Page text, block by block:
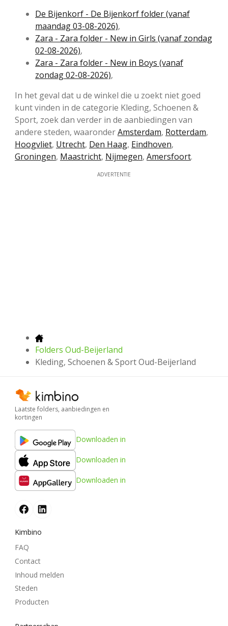
De Bijenkorf - De Bijenkorf folder (vanaf
maandag 03-08-2026),
Zara - Zara folder - New in Girls (vanaf zondag
02-08-2026),
Zara - Zara folder - New in Boys (vanaf
zondag 02-08-2026),
In het geval dat u de winkel die u zoekt niet goed
kunt vinden in de categorie Kleding, Schoenen &
Sport, zoek dan verder in de aanbiedingen van
andere steden, waaronderAmsterdam, Rotterdam,
Hoogvliet, Utrecht, Den Haag, Eindhoven,
Groningen, Maastricht, Nijmegen, Amersfoort.
ADVERTENTIE
Folders Oud-Beijerland
Kleding, Schoenen & Sport Oud-Beijerland
Laatste folders, aanbiedingen en
kortingen
Downloaden in
Downloaden in
Downloaden in
Kimbino
FAQ
Contact
Inhoud melden
Steden
Producten